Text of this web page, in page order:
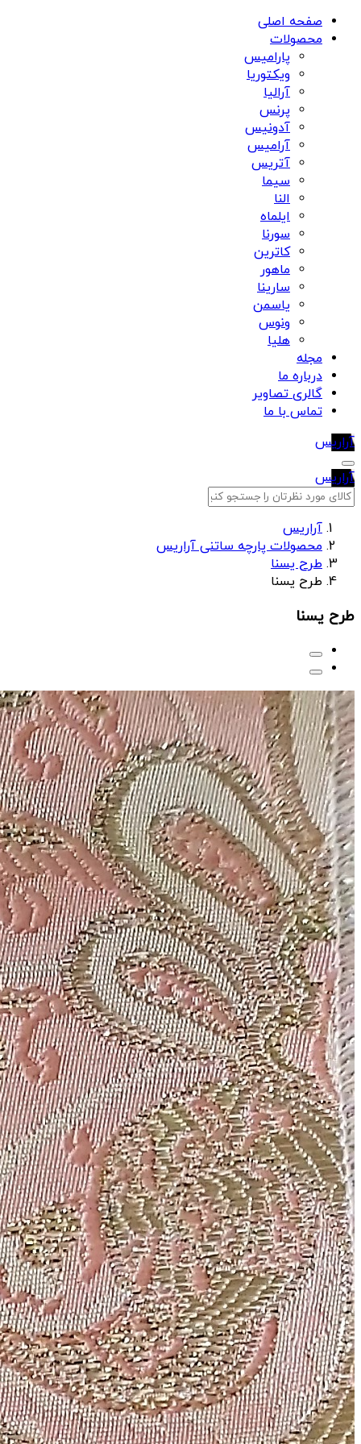
صفحه اصلی
محصولات
پارامیس
ویکتوریا
آرالیا
پرنس
آدونیس
آرامیس
آتریس
سيما
النا
ایلماه
سورنا
کاترین
ماهور
سارینا
یاسمن
ونوس
هلیا
مجله
درباره ما
گالری تصاویر
تماس با ما
آراریس
آراریس
آراریس
محصولات پارچه ساتنی آراریس
طرح یسنا
طرح یسنا
طرح یسنا